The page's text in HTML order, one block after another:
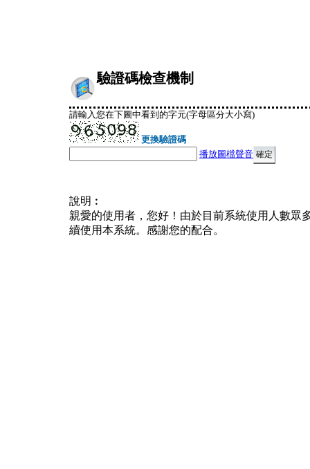
驗證碼檢查機制
請輸入您在下圖中看到的字元(字母區分大小寫)
更換驗證碼
播放圖檔聲音
說明︰
親愛的使用者，您好！由於目前系統使用人數眾
續使用本系統。感謝您的配合。